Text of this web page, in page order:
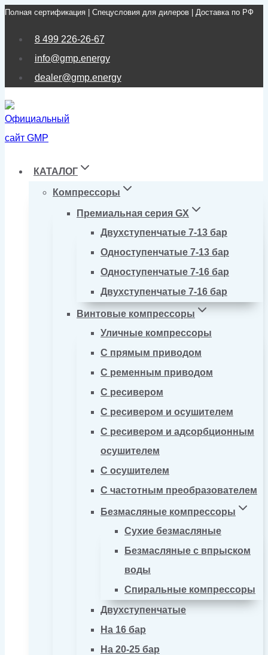
Перейти
Полная сертификация | Спецусловия для дилеров | Доставка по РФ
8 499 226-26-67
info@gmp.energy
dealer@gmp.energy
КАТАЛОГ
Компрессоры
Премиальная серия GX
Двухступенчатые 7-13 бар
Одноступенчатые 7-13 бар
Одноступенчатые 7-16 бар
Двухступенчатые 7-16 бар
Винтовые компрессоры
Уличные компрессоры
С прямым приводом
С ременным приводом
С ресивером
С ресивером и осушителем
С ресивером и адсорбционным
осушителем
С осушителем
С частотным преобразователем
Безмасляные компрессоры
Сухие безмасляные
Безмасляные с впрыском
воды
Спиральные компрессоры
Двухступенчатые
На 16 бар
На 20-25 бар